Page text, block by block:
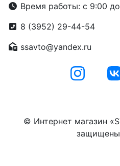
Время работы: с 9:00
8 (3952) 29-44-54
ssavto@yandex.ru
© Интернет магазин